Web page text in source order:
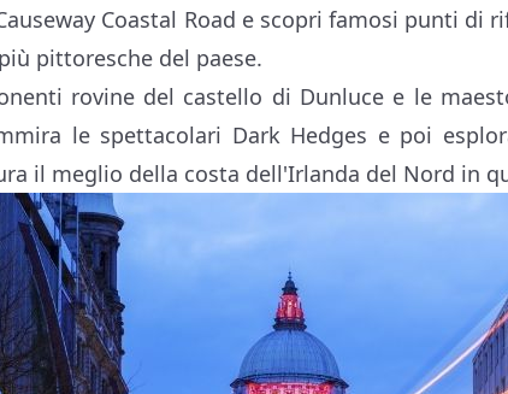
Coastal Road e scopri famosi punti di
pittoresche del paese.
rovine del castello di Dunluce e le
le spettacolari Dark Hedges e poi
il meglio della costa dell'Irlanda del Nord in